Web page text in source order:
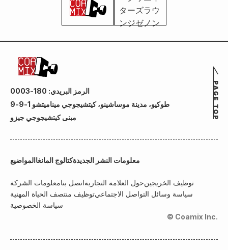
الرمز البريدي: 180-0003
طوكيو، مدينة موساشينو، كيتشيجوجي ميناميتشو 1-9-9
مبنى كيتشيجوجي جيزو
المواضيعكتالوج المانغامعلومات النشر الجديدة
معلومات الشركةاتصل بناحول العلامة التجاريةتوظيف الخريجين
توظيف منتصف الحياة المهنيةسياسة وسائل التواصل الاجتماعي
سياسة الخصوصية
© Coamix Inc.